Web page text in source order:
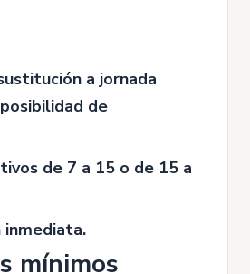
a jornada
de
de 7 a 15 o de 15 a
inmediata.
mínimos